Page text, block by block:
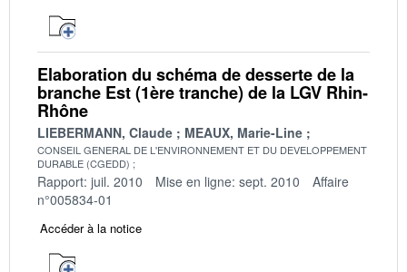
Elaboration du schéma de desserte de la
branche Est (1ère tranche) de la LGV Rhin-
Rhône
LIEBERMANN, Claude MEAUX, Marie-Line
CONSEIL GENERAL DE L'ENVIRONNEMENT ET DU DEVELOPPEMENT
DURABLE (CGEDD)
Rapport: juil. 2010 Mise en ligne: sept. 2010
Affaire
n°005834-01
Accéder à la notice